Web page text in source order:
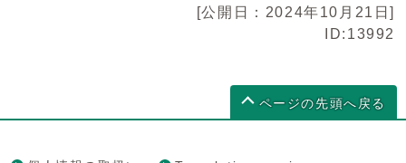
[公開日：2024年10月21日]
ID:13992
ページの先頭へ戻る